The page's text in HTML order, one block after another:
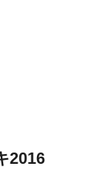
2016